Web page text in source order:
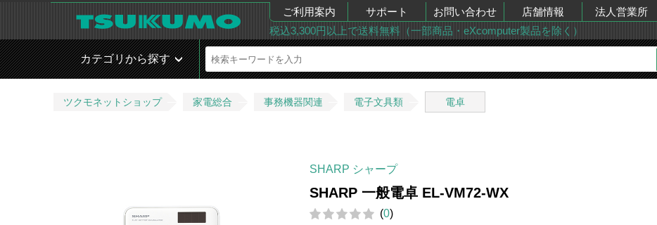
ご利用案内 サポート お問い合わせ 店舗情報 法人営業所
税込3,300円以上で送料無料（一部商品・eXcomputer製品を除く）
カテゴリから探す
ツクモネットショップ 家電総合 事務機器関連 電子文具類 電卓
SHARP シャープ
SHARP 一般電卓 EL-VM72-WX
(0)